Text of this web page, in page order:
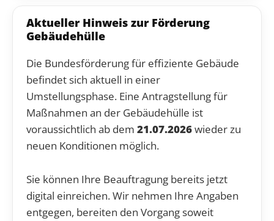
Aktueller Hinweis zur Förderung
Gebäudehülle
Die Bundesförderung für effiziente Gebäude
befindet sich aktuell in einer
Umstellungsphase. Eine Antragstellung für
Maßnahmen an der Gebäudehülle ist
voraussichtlich ab dem 21.07.2026wieder zu
neuen Konditionen möglich.
Sie können Ihre Beauftragung bereits jetzt
digital einreichen. Wir nehmen Ihre Angaben
entgegen, bereiten den Vorgang soweit